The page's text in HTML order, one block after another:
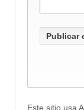
Este sitio usa